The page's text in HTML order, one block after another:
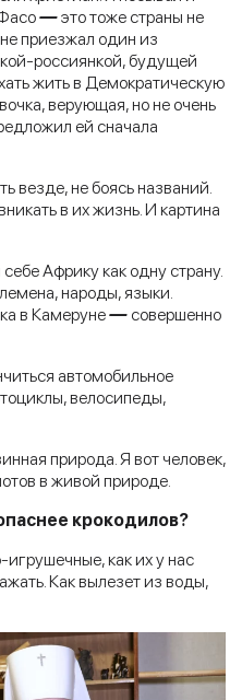
—это тоже страны не
приезжал один из
россиянкой, будущей
жить в Демократическую
верующая, но не очень
ей сначала
везде, не боясь названий.
в их жизнь. И картина
Африку как одну страну.
народы, языки.
в Камеруне— совершенно
автомобильное
велосипеды,
природа. Я вот человек,
в живой природе.
крокодилов?
как их у нас
Как вылезет из воды,